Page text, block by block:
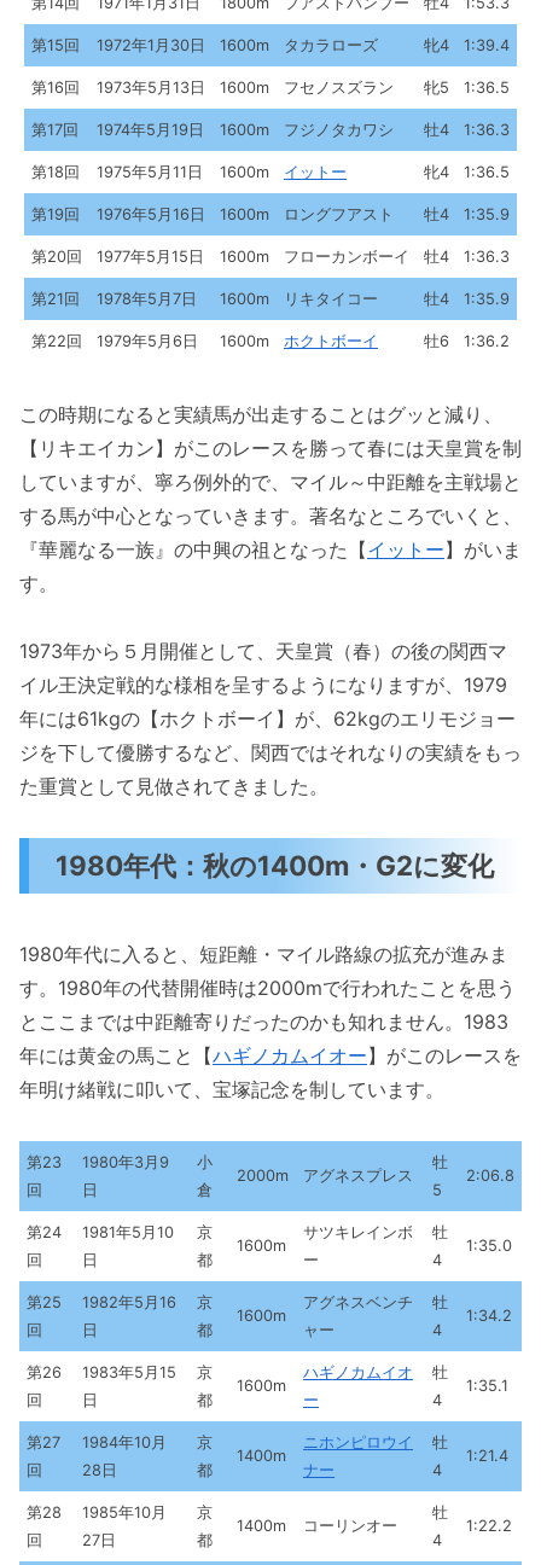
第15回 1972年1月30日 1600m タカラローズ 牝4 1:39.4
第16回 1973年5月13日 1600m フセノスズラン 牝5 1:36.5
第17回 1974年5月19日 1600m フジノタカワシ 牡4 1:36.3
第18回 1975年5月11日 1600m イットー 牝4 1:36.5
第19回 1976年5月16日 1600m ロングフアスト 牡4 1:35.9
第20回 1977年5月15日 1600m フローカンボーイ 牡4 1:36.3
第21回 1978年5月7日 1600m リキタイコー 牡4 1:35.9
第22回 1979年5月6日 1600m ホクトボーイ 牡6 1:36.2
この時期になると実績馬が出走することはグッと減り、
【リキエイカン】がこのレースを勝って春には天皇賞を制
していますが、寧ろ例外的で、マイル～中距離を主戦場と
する馬が中心となっていきます。著名なところでいくと、
『華麗なる一族』の中興の祖となった【イットー】がいま
す。
1973年から５月開催として、天皇賞（春）の後の関西マ
イル王決定戦的な様相を呈するようになりますが、1979
年には61kgの【ホクトボーイ】が、62kgのエリモジョー
ジを下して優勝するなど、関西ではそれなりの実績をもっ
た重賞として見做されてきました。
1980年代：秋の1400m・G2に変化
1980年代に入ると、短距離・マイル路線の拡充が進みま
す。1980年の代替開催時は2000mで行われたことを思う
とここまでは中距離寄りだったのかも知れません。1983
年には黄金の馬こと【ハギノカムイオー】がこのレースを
年明け緒戦に叩いて、宝塚記念を制しています。
第23
回
1980年3月9
日
小
倉
2000m アグネスプレス
牡
5
2:06.8
第24
回
1981年5月10
日
京
都
1600m
サツキレインボ
ー
牡
4
1:35.0
第25
回
1982年5月16
日
京
都
1600m
アグネスベンチ
ャー
牡
4
1:34.2
第26
回
1983年5月15
日
京
都
1600m
ハギノカムイオ
ー
牡
4
1:35.1
第27
回
1984年10月
28日
京
都
1400m
ニホンピロウイ
ナー
牡
4
1:21.4
第28
回
1985年10月
27日
京
都
1400m コーリンオー
牡
4
1:22.2